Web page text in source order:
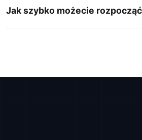
Jak szybko możecie